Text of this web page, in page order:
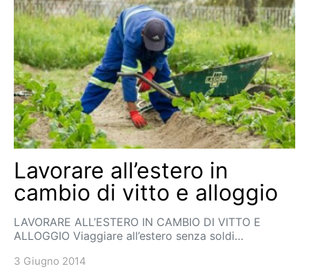
Lavorare all’estero in
cambio di vitto e alloggio
LAVORARE ALL’ESTERO IN CAMBIO DI VITTO E
ALLOGGIO Viaggiare all’estero senza soldi…
3 Giugno 2014